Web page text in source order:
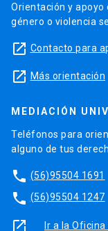
Orientación y apoyo
género o violencia
launch Contacto para
launch Más orientación
MEDIACIÓN
Teléfonos para
alguno de tus
phone (56)95504 1691
phone (56)95504 1247
launch Ir a la Oficina